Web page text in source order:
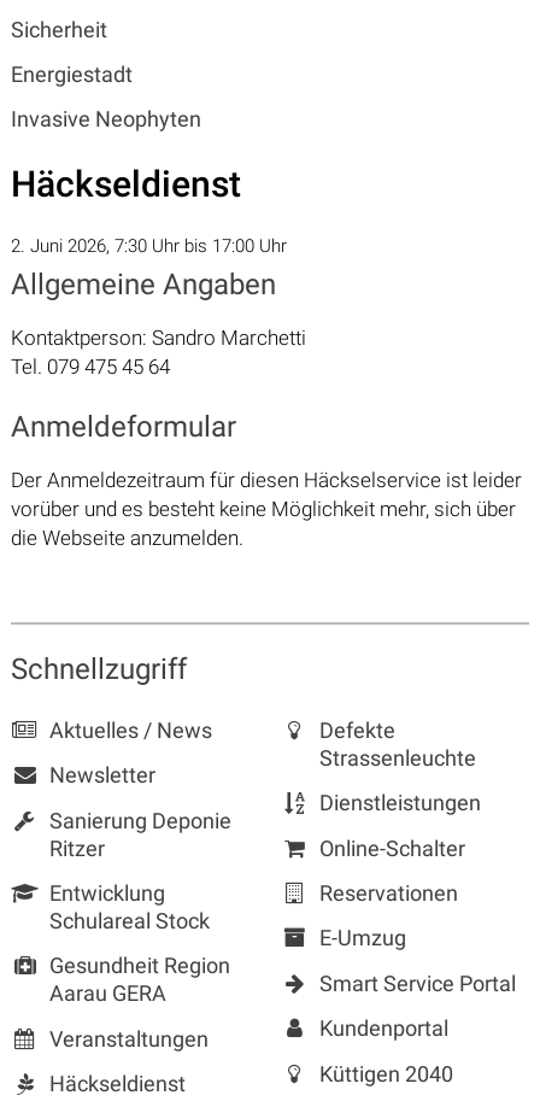
Sicherheit
Energiestadt
Invasive Neophyten
Häckseldienst
2. Juni 2026, 7:30 Uhr bis 17:00 Uhr
Allgemeine Angaben
Kontaktperson: Sandro Marchetti
Tel. 079 475 45 64
Anmeldeformular
Der Anmeldezeitraum für diesen Häckselservice ist leider
vorüber und es besteht keine Möglichkeit mehr, sich über
die Webseite anzumelden.
Sidebar
Schnellzugriff
Aktuelles / News
Newsletter
Sanierung Deponie
Ritzer
Entwicklung
Schulareal Stock
Gesundheit Region
Aarau GERA
Veranstaltungen
Häckseldienst
Defekte
Strassenleuchte
Dienstleistungen
Online-Schalter
Reservationen
E-Umzug
Smart Service Portal
Kundenportal
Küttigen 2040